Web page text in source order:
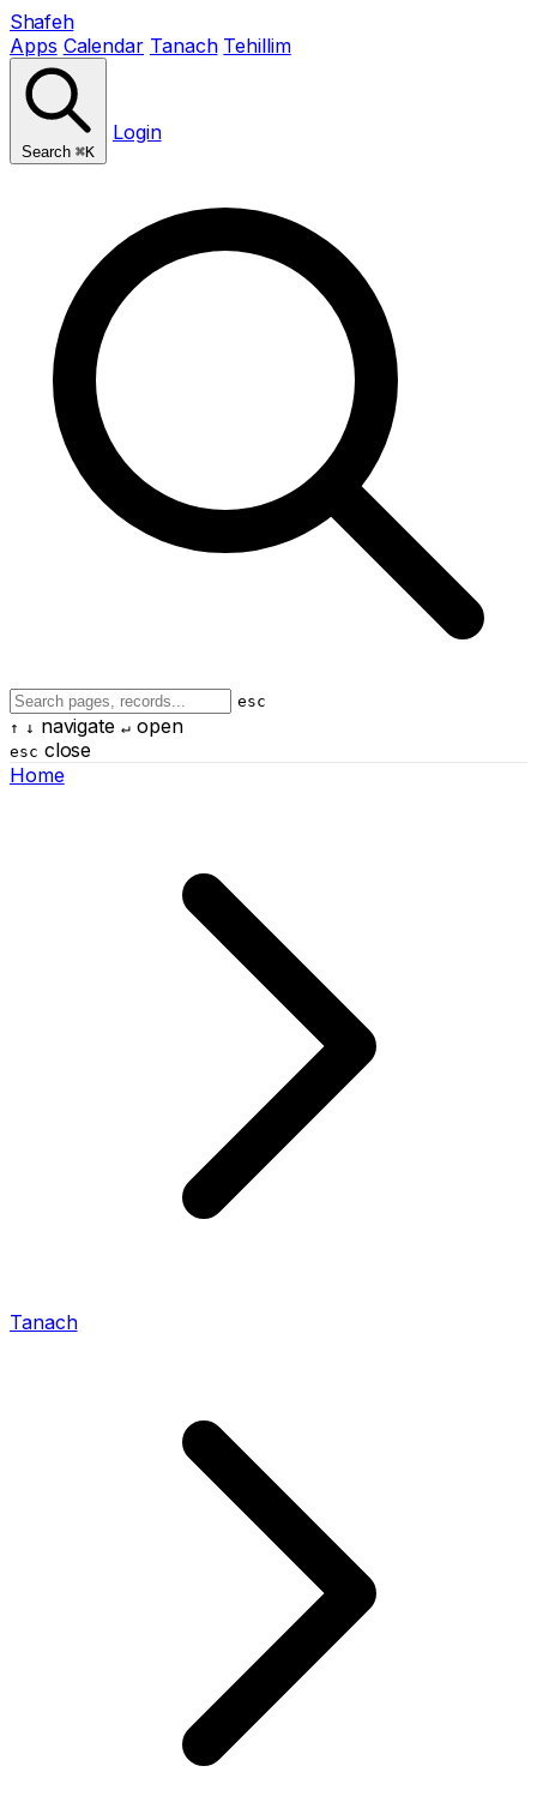
Shafeh
Apps Calendar Tanach Tehillim
Search ⌘K
Login
esc
↑ ↓ navigate ↵open
esc close
Home
Tanach